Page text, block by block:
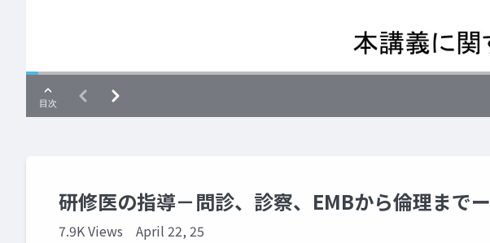
研修医の指導－問診、診察、EMBから倫理までー
7.9K Views April 22, 25